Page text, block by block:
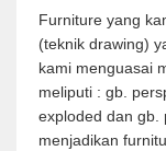
Furniture yang
(teknik drawing)
kami menguasai
meliputi : gb.
exploded dan gb.
menjadikan